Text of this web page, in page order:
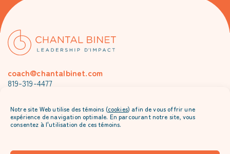
Notre site Web utilise des témoins (cookies) afin de vous offrir une
expérience de navigation optimale. En parcourant notre site, vous
consentez à l'utilisation de ces témoins.
coach@chantalbinet.com
819-319-4477
Je m’abonne à l’envoi mensuel de Chantal